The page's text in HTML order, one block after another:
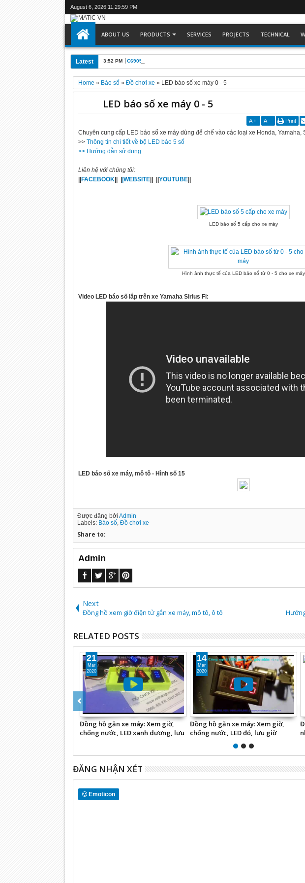
August 6, 2026 11:30:00 PM
ABOUT US PRODUCTS SERVICES PROJECTS TECHNICAL
Latest 3:52 PM C6905-0010 : Máy tính công nghiệp Beckhoff dòng Eco
Home » Báo số» Đồ chơi xe » LED báo số xe máy 0 - 5
LED báo số xe máy 0 - 5
A + A - Print
Chuyên cung cấp LED báo số xe máy dùng để chế vào các loại xe Honda, Yamaha,
>> Thông tin chi tiết về bộ LED báo 5 số
>> Hướng dẫn sử dụng
Liên hệ với chúng tôi:
FACEBOOK|| | |WEBSITE|| || YOUTUBE||
LED báo số 5 cấp cho xe máy
Hình ảnh thực tế của LED báo số từ 0 - 5 cho xe máy
Video LED báo số lắp trên xe Yamaha Sirius Fi:
LED báo số xe máy, mô tô - Hình số 15
Được đăng bởi Admin
Labels: Báo số, Đồ chơi xe
Share to:
Admin
Next
Đồng hồ xem giờ điện tử gắn xe máy, mô tô, ô tô
RELATED POSTS
Đồng hồ gắn xe máy: Xem giờ,
chống nước, LED xanh dương, lưu
21
Mar
2020
Đồng hồ gắn xe máy: Xem giờ,
chống nước, LED đỏ, lưu giờ
14
Mar
2020
ĐĂNG NHẬN XÉT
Emoticon